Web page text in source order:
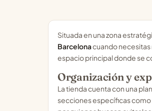
Situada en una zona
Barcelonacuando necesitas
espacio principal donde se
Organización y
La tienda cuenta con una
secciones específicas como